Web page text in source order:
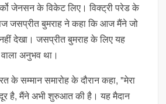
जेनसन के विकेट लिए। विक्ट्री परेड के
जसप्रीत बुमराह ने कहा कि आज मैंने जो
देखा। जसप्रीत बुमराह के लिए यह
अनुभव था।
के सम्मान समारोह के दौरान कहा, "मेरा
है, मैंने अभी शुरुआत की है। यह मैदान